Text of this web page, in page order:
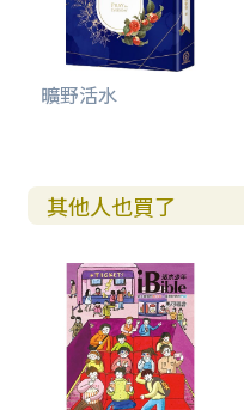
曠野活水
其他人也買了